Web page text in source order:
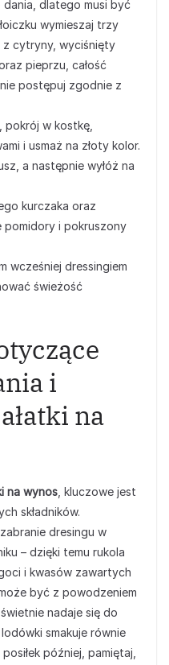
dania, dlatego musi być
wymieszaj trzy
z cytryny, wyciśnięty
pieprzu, całość
postępuj zgodnie z
pokrój w kostkę,
i usmaż na złoty kolor.
a następnie wyłóż na
kurczaka oraz
pomidory i pokruszony
wcześniej dressingiem
świeżość
i
na
na wynos , kluczowe jest
składników.
dresingu w
– dzięki temu rukola
i kwasów zawartych
być z powodzeniem
nadaje się do
smakuje równie
później, pamiętaj,